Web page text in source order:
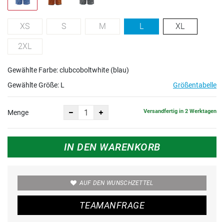
XS S M L XL
2XL
Gewählte Farbe: clubcoboltwhite (blau)
Gewählte Größe: L Größentabelle
Menge Versandfertig in 2 Werktagen
IN DEN WARENKORB
AUF DEN WUNSCHZETTEL
TEAMANFRAGE